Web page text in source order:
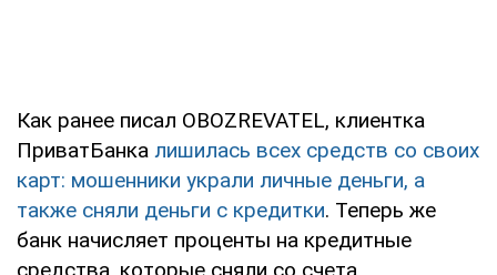
Как ранее писал OBOZREVATEL, клиентка
ПриватБанка лишилась всех средств со своих
карт: мошенники украли личные деньги, а
также сняли деньги с кредитки. Теперь же
банк начисляет проценты на кредитные
средства, которые сняли со счета.